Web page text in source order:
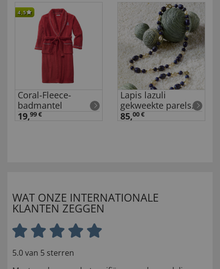
4,5
Coral-Fleece-
badmantel
19,99 €
Lapis lazuli
gekweekte parels
sieraad
85,00 €
WAT ONZE INTERNATIONALE
KLANTEN ZEGGEN
5.0 van 5 sterren